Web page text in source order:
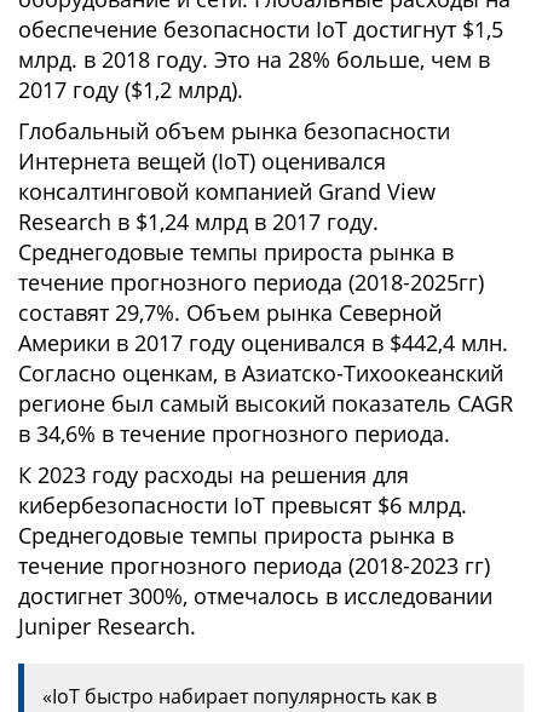
обеспечение безопасности IoT достигнут $1,5
млрд. в 2018 году. Это на 28% больше, чем в
2017 году ($1,2 млрд).
Глобальный объем рынка безопасности
Интернета вещей (IoT) оценивался
консалтинговой компанией Grand View
Research в $1,24 млрд в 2017 году.
Среднегодовые темпы прироста рынка в
течение прогнозного периода (2018-2025гг)
составят 29,7%. Объем рынка Северной
Америки в 2017 году оценивался в $442,4 млн.
Согласно оценкам, в Азиатско-Тихоокеанский
регионе был самый высокий показатель CAGR
в 34,6% в течение прогнозного периода.
К 2023 году расходы на решения для
кибербезопасности IoT превысят $6 млрд.
Среднегодовые темпы прироста рынка в
течение прогнозного периода (2018-2023 гг)
достигнет 300%, отмечалось в исследовании
Juniper Research.
«IoT быстро набирает популярность как в